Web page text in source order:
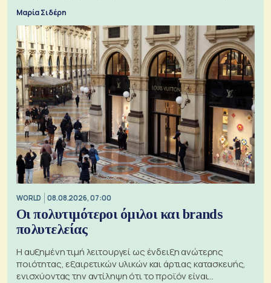
Μαρία Σιδέρη
WORLD 08.08.2026, 07:00
Οι πολυτιμότεροι όμιλοι και brands
πολυτελείας
Η αυξημένη τιμή λειτουργεί ως ένδειξη ανώτερης
ποιότητας, εξαιρετικών υλικών και άρτιας κατασκευής,
ενισχύοντας την αντίληψη ότι το προϊόν είναι